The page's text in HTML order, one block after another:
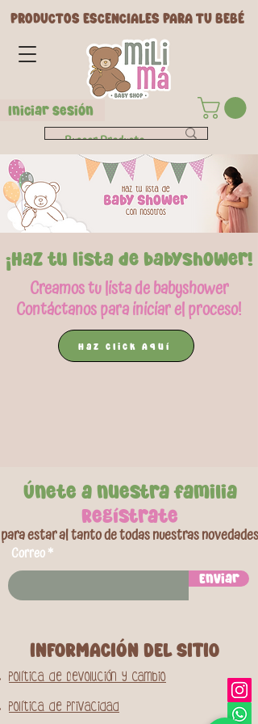
PRODUCTOS ESCENCIALES PARA TU BEBÉ
Iniciar Sesión
¡Haz tu lista de babyshower!
Creamos tu lista de babyshower
Contáctanos para iniciar el proceso!
Haz click Aquí
Únete a nuestra familia
Regístrate
para estar al tanto de todas nuestras novedades
Correo
Enviar
INFORMACIóN DEL SITIO
Política de Devolución y Cambio
Política de Privacidad